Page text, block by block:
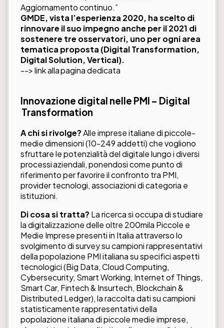
Aggiornamento continuo.”
GMDE, vista l’esperienza 2020, ha scelto di
rinnovare il suo impegno anche per il 2021 di
sostenere tre osservatori, uno per ogni area
tematica proposta (Digital Transformation,
Digital Solution, Vertical).
--> link allapagina dedicata
Innovazione digital nelle PMI – Digital
Transformation
A chi si rivolge?Alle imprese italiane di piccole-
medie dimensioni (10-249 addetti) che vogliono
sfruttare le potenzialità del digitale lungo i diversi
processi aziendali, ponendosi come punto di
riferimento per favorire il confronto tra PMI,
provider tecnologi, associazioni di categoria e
istituzioni.
Di cosa si tratta? La ricerca si occupa di studiare
la digitalizzazione delle oltre 200mila Piccole e
Medie Imprese presenti in Italia attraverso lo
svolgimento di survey su campioni rappresentativi
della popolazione PMI italiana su specifici aspetti
tecnologici (Big Data, Cloud Computing,
Cybersecurity, Smart Working, Internet of Things,
Smart Car, Fintech & Insurtech, Blockchain &
Distributed Ledger), la raccolta dati su campioni
statisticamente rappresentativi della
popolazione italiana di piccole medie imprese,